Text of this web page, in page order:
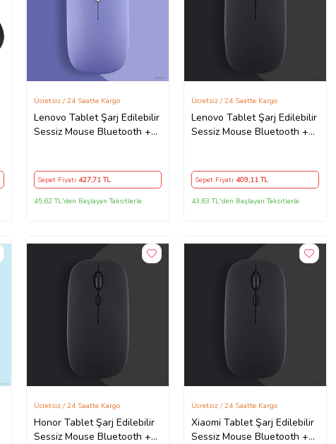
Lenovo Tablet Şarj Edilebilir
Sessiz Mouse Bluetooth +
Ücretsiz / 24 Saatte Kargo
Sepet Fiyatı 427,71 TL
45,62 TL'den Başlayan Taksitlerle
Lenovo Tablet Şarj Edilebilir
Sessiz Mouse Bluetooth +
Ücretsiz / 24 Saatte Kargo
Sepet Fiyatı 409,11 TL
43,63 TL'den Başlayan Taksitlerle
Honor Tablet Şarj Edilebilir
Sessiz Mouse Bluetooth +
Ücretsiz / 24 Saatte Kargo
Xiaomi Tablet Şarj Edilebilir
Sessiz Mouse Bluetooth +
Ücretsiz / 24 Saatte Kargo